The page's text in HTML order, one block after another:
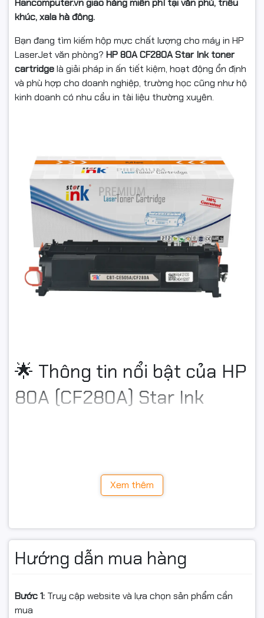
Hancomputer.vn giao hàng miễn phí tại văn phú, triều
khúc, xala hà đông.
Bạn đang tìm kiếm hộp mực chất lượng cho máy in HP
LaserJet văn phòng? HP 80A CF280A Star Ink toner
cartridgelà giải pháp in ấn tiết kiệm, hoạt động ổn định
và phù hợp cho doanh nghiệp, trường học cũng như hộ
kinh doanh có nhu cầu in tài liệu thường xuyên.
🌟 Thông tin nổi bật của HP
80A (CF280A) Star Ink
Mới 100%
Ổn định, dễ sử dụng
Tình trạng:Còn hàng
• Dùng cho máy in: HP LaserJet Pro P2030, P2035,
2050, P2055, P2055dn, P2055x, 400 M401a/d/n,
Xem thêm
Hướng dẫn mua hàng
Bước 1: Truy cập website và lựa chọn sản phẩm cần
mua